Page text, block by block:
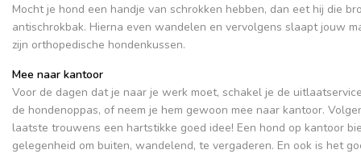
Mocht je hond een handje van schrokken hebben, dan eet hij die
antischrokbak. Hierna even wandelen en vervolgens slaapt jouw
zijn orthopedische hondenkussen.
Mee naar kantoor
Voor de dagen dat je naar je werk moet, schakel je de
de hondenoppas, of neem je hem gewoon mee naar kantoor.
laatste trouwens een hartstikke goed idee! Een hond op kantoor
gelegenheid om buiten, wandelend, te vergaderen. En ook is het